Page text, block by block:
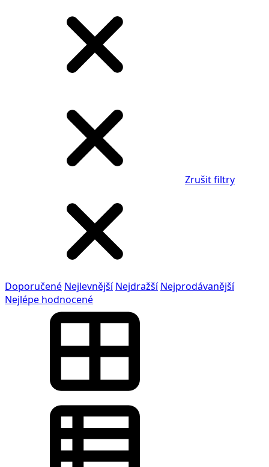
Zrušit filtry
Doporučené Nejlevnější Nejdražší Nejprodávanější
Nejlépe hodnocené